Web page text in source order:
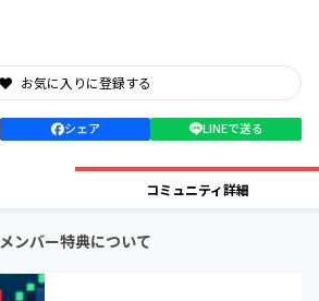
お気に入りに登録する
シェア LINEで送る
コミュニティ詳細
メンバー特典について